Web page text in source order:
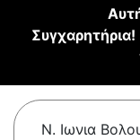
Συγχαρητήρια!
Ν. Ιωνια